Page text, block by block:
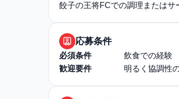
餃子の王将FCでの調理またはサ
応募条件
必須条件
飲食での経験
歓迎要件
明るく協調性